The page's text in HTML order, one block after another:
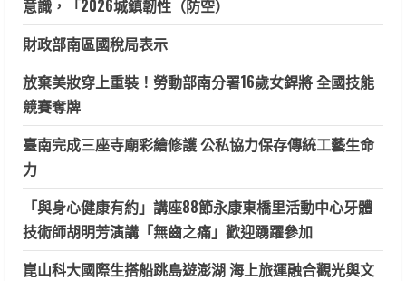
意識，「2026城鎮韌性（防空）
財政部南區國稅局表示
放棄美妝穿上重裝！勞動部南分署16歲女銲將 全國技能
競賽奪牌
臺南完成三座寺廟彩繪修護 公私協力保存傳統工藝生命
力
「與身心健康有約」講座88節永康東橋里活動中心牙體
技術師胡明芳演講「無齒之痛」歡迎踴躍參加
崑山科大國際生搭船跳島遊澎湖 海上旅運融合觀光與文